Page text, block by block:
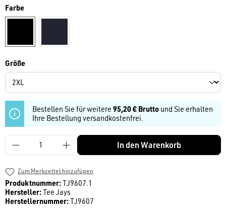
Farbeauswählen
Größeauswählen
Bestellen Sie für weitere 95,20 € Brutto und Sie erhalten
Ihre Bestellung versandkostenfrei.
Produkt Anzahl: Gib den gewünschten Wert
In den Warenkorb
Zum Merkzettel hinzufügen
Produktnummer:TJ9607.1
Hersteller:Tee Jays
Herstellernummer:TJ9607